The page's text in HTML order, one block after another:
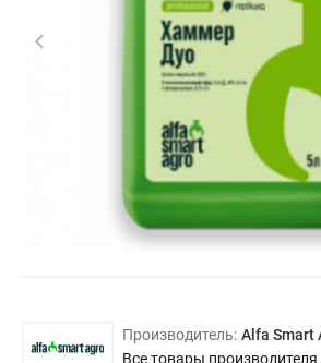
Производитель: Alfa Smart
Все товары производителя